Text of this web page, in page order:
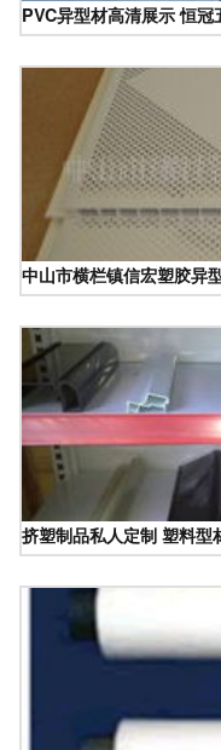
PVC异型材高清展示 恒
中山市横栏镇信宏塑胶异
挤塑制品私人定制 塑料